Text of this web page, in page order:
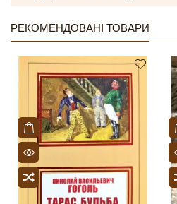
РЕКОМЕНДОВАНІ ТОВАРИ